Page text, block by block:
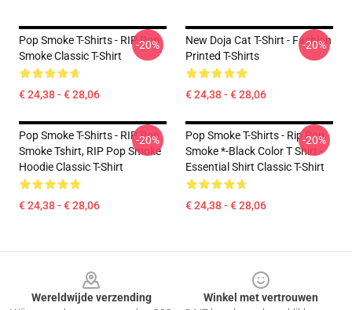
Pop Smoke T-Shirts - RIP Pop
Smoke Classic T-Shirt
€ 24,38 - € 28,06
-20%
New Doja Cat T-Shirt - Fashion
Printed T-Shirts
€ 24,38 - € 28,06
-20%
Pop Smoke T-Shirts - RIP Pop
Smoke Tshirt, RIP Pop Smoke
Hoodie Classic T-Shirt
€ 24,38 - € 28,06
-20%
Pop Smoke T-Shirts - Rip Pop
Smoke *-Black Color T Shirt -
Essential Shirt Classic T-Shirt
€ 24,38 - € 28,06
-20%
Wereldwijde verzending
Winkel met vertrouwen